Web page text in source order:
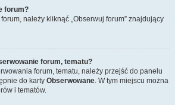
forum?
należy kliknąć „Obserwuj forum” znajdujący
forum, tematu?
forum, tematu, należy przejść do panelu
do karty Obserwowane. W tym miejscu można
i tematów.